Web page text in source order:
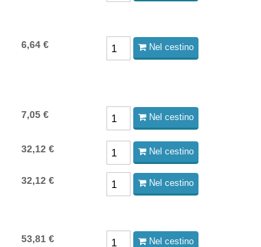
6,64 € Nel cestino
7,05 € Nel cestino
32,12 € Nel cestino
32,12 € Nel cestino
53,81 € Nel cestino